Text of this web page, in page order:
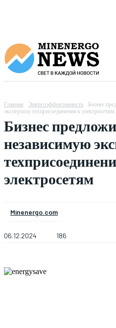
Главная Энергоэффективность
Бизнес
экспертизу техприсоединения к электросетям
Бизнес
независимую
электросетям
Minenergo.com
06.12.2024 186